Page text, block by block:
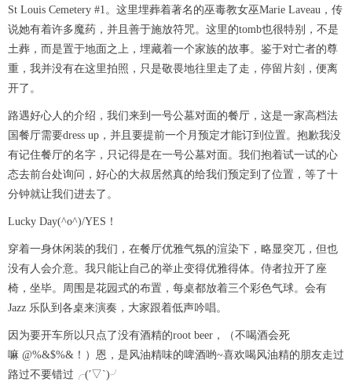
St Louis Cemetery #1。这里埋葬着著名的巫毒教女巫Marie Laveau，传
说她有着许多魔药，并且善于施放符咒。这里的tomb也很特别，不是
土葬，而是置于地面之上，埋藏着一个家族的故事。鉴于对亡者的尊
重，我并没有在这里拍照，只是敬畏地往里走了走，停留片刻，便离
开了。
路遇好心人的介绍，我们来到一号公墓对面的餐厅，这是一家高档法
国餐厅需要dress up，并且要提前一个月预定才能订到位置。抱歉我没
有记住餐厅的名字，只记得是在一号公墓对面。我们抱着试一试的心
态去前台处询问，好心的大叔居然真的给我们预定到了位置，等了十
分钟就让我们进去了。
Lucky Day(^o^)/YES！
穿着一身休闲装的我们，在餐厅优雅气氛的渲染下，略显突兀，但也
没有人会介意。我只能让自己的举止变得优雅得体。侍者拉开了座
椅，坐毕。周围是花园式的布置，每桌都放着三个彩色气球。会有
Jazz 乐队到各桌来演奏，大家跟着低声吟唱。
因为要开车所以只点了没有酒精的root beer，（不喝酒会死
嘛 @%&$%&！）恩，是风油精味的啤酒哟~喜欢喝风油精的朋友走过
路过不要错过╭(′▽`)╯